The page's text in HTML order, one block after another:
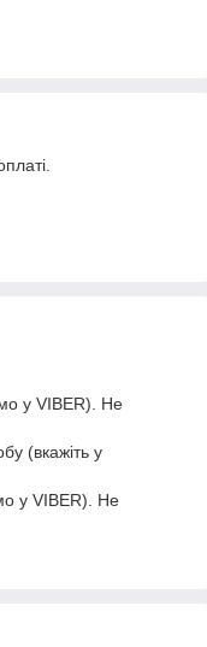
у VIBER). Не
(вкажіть у
у VIBER). Не